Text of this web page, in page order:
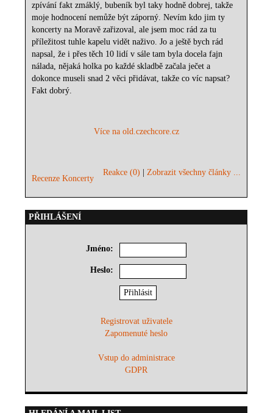
zpívání fakt zmáklý, bubeník byl taky hodně dobrej, takže
moje hodnocení nemůže být záporný. Nevím kdo jim ty
koncerty na Moravě zařizoval, ale jsem moc rád za tu
příležitost tuhle kapelu vidět naživo. Jo a ještě bych rád
napsal, že i přes těch 10 lidí v sále tam byla docela fajn
nálada, nějaká holka po každé skladbě začala ječet a
dokonce museli snad 2 věci přidávat, takže co víc napsat?
Fakt dobrý.
Více na old.czechcore.cz
Recenze Koncerty
Reakce (0) |Zobrazit všechny články ...
PŘIHLÁŠENÍ
Jméno:
Heslo:
Registrovat uživatele
Zapomenuté heslo
Vstup do administrace
GDPR